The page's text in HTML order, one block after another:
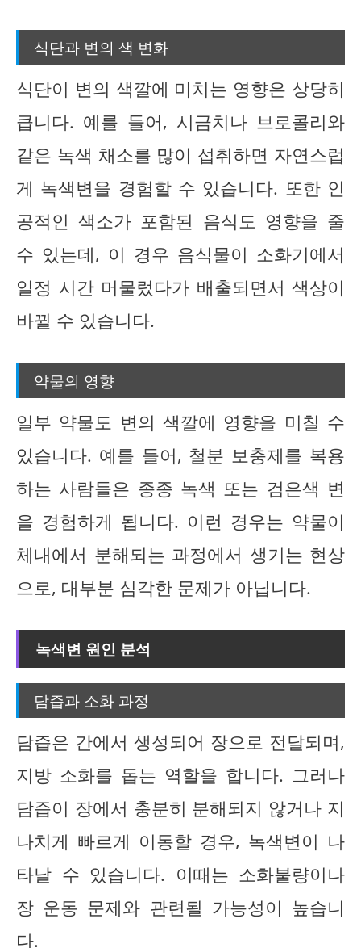
식단과 변의 색 변화
식단이 변의 색깔에 미치는 영향은 상당히
큽니다. 예를 들어, 시금치나 브로콜리와
같은 녹색 채소를 많이 섭취하면 자연스럽
게 녹색변을 경험할 수 있습니다. 또한 인
공적인 색소가 포함된 음식도 영향을 줄
수 있는데, 이 경우 음식물이 소화기에서
일정 시간 머물렀다가 배출되면서 색상이
바뀔 수 있습니다.
약물의 영향
일부 약물도 변의 색깔에 영향을 미칠 수
있습니다. 예를 들어, 철분 보충제를 복용
하는 사람들은 종종 녹색 또는 검은색 변
을 경험하게 됩니다. 이런 경우는 약물이
체내에서 분해되는 과정에서 생기는 현상
으로, 대부분 심각한 문제가 아닙니다.
녹색변 원인 분석
담즙과 소화 과정
담즙은 간에서 생성되어 장으로 전달되며,
지방 소화를 돕는 역할을 합니다. 그러나
담즙이 장에서 충분히 분해되지 않거나 지
나치게 빠르게 이동할 경우, 녹색변이 나
타날 수 있습니다. 이때는 소화불량이나
장 운동 문제와 관련될 가능성이 높습니
다.